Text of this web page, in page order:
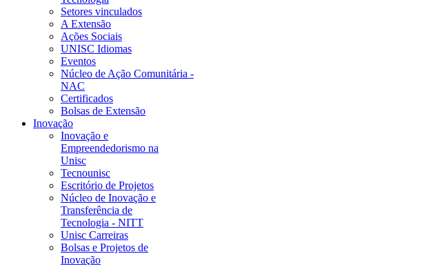
Setores vinculados
A Extensão
Ações Sociais
UNISC Idiomas
Eventos
Núcleo de Ação Comunitária -
NAC
Certificados
Bolsas de Extensão
Inovação
Inovação e
Empreendedorismo na
Unisc
Tecnounisc
Escritório de Projetos
Núcleo de Inovação e
Transferência de
Tecnologia - NITT
Unisc Carreiras
Bolsas e Projetos de
Inovação